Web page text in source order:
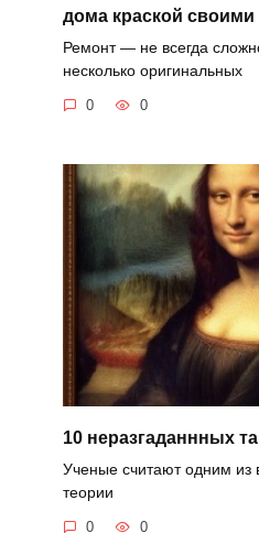
дома краской своими
Ремонт — не всегда
несколько оригинальных
0 0
10 неразгаданнных
Ученые считают одним из
теории
0 0